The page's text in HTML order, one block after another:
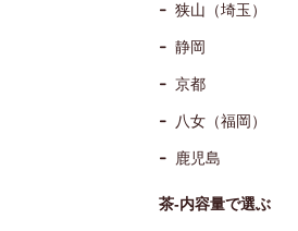
狭山（埼玉）
静岡
京都
八女（福岡）
鹿児島
茶-内容量で選ぶ